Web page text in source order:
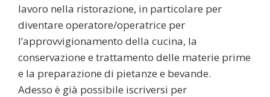
lavoro nella ristorazione, in particolare per
diventare operatore/operatrice per
l’approvvigionamento della cucina, la
conservazione e trattamento delle materie prime
e la preparazione di pietanze e bevande.
Adesso è già possibile iscriversi per